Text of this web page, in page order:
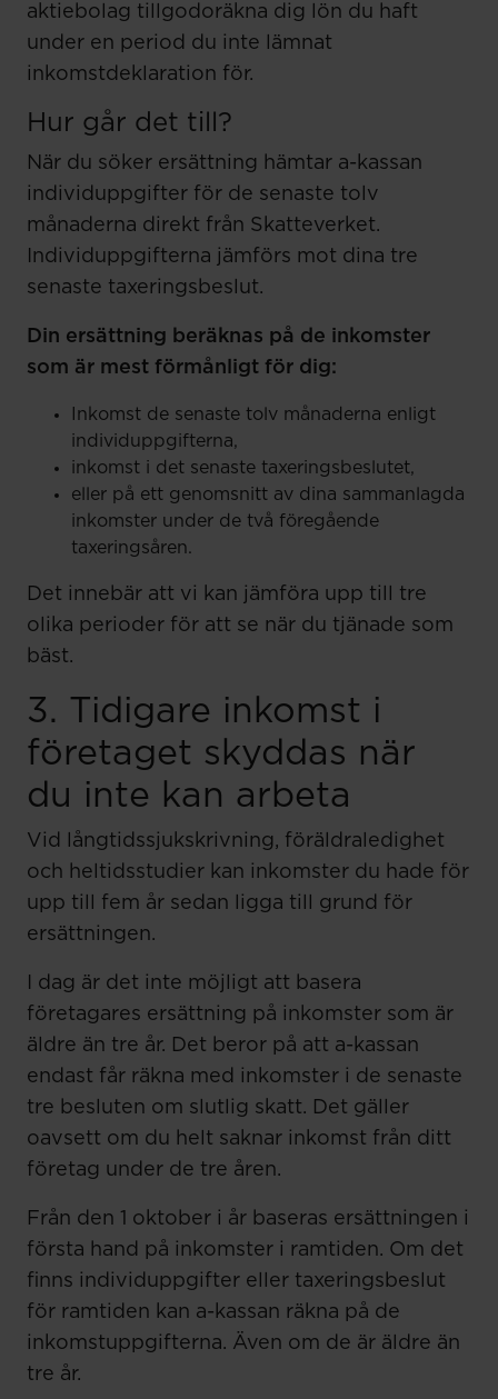
aktiebolag tillgodoräkna dig lön du haft
under en period du inte lämnat
inkomstdeklaration för.
Hur går det till?
När du söker ersättning hämtar a-kassan
individuppgifter för de senaste tolv
månaderna direkt från Skatteverket.
Individuppgifterna jämförs mot dina tre
senaste taxeringsbeslut.
Din ersättning beräknas på de inkomster
som är mest förmånligt för dig:
Inkomst de senaste tolv månaderna enligt
individuppgifterna,
inkomst i det senaste taxeringsbeslutet,
eller på ett genomsnitt av dina sammanlagda
inkomster under de två föregående
taxeringsåren.
Det innebär att vi kan jämföra upp till tre
olika perioder för att se när du tjänade som
bäst.
3. Tidigare inkomst i
företaget skyddas när
du inte kan arbeta
Vid långtidssjukskrivning, föräldraledighet
och heltidsstudier kan inkomster du hade för
upp till fem år sedan ligga till grund för
ersättningen.
I dag är det inte möjligt att basera
företagares ersättning på inkomster som är
äldre än tre år. Det beror på att a-kassan
endast får räkna med inkomster i de senaste
tre besluten om slutlig skatt. Det gäller
oavsett om du helt saknar inkomst från ditt
företag under de tre åren.
Från den 1 oktober i år baseras ersättningen i
första hand på inkomster i ramtiden. Om det
finns individuppgifter eller taxeringsbeslut
för ramtiden kan a-kassan räkna på de
inkomstuppgifterna. Även om de är äldre än
tre år.